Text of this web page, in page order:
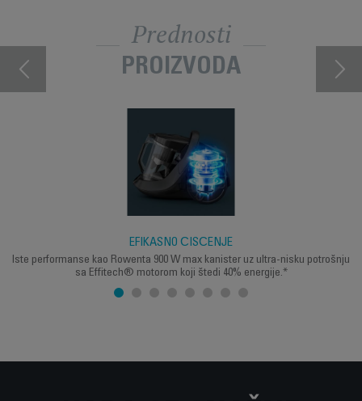
Prednosti
PROIZVODA
EFIKASNO ČIŠĆENJE
Iste performanse kao Rowenta 900 W max kanister uz ultra-nisku potrošnju
sa Effitech® motorom koji štedi 40% energije.*